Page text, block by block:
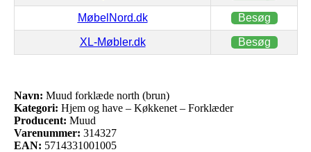
MøbelNord.dk Besøg
XL-Møbler.dk Besøg
Navn: Muud forklæde north (brun)
Kategori: Hjem og have – Køkkenet – Forklæder
Producent: Muud
Varenummer: 314327
EAN: 5714331001005